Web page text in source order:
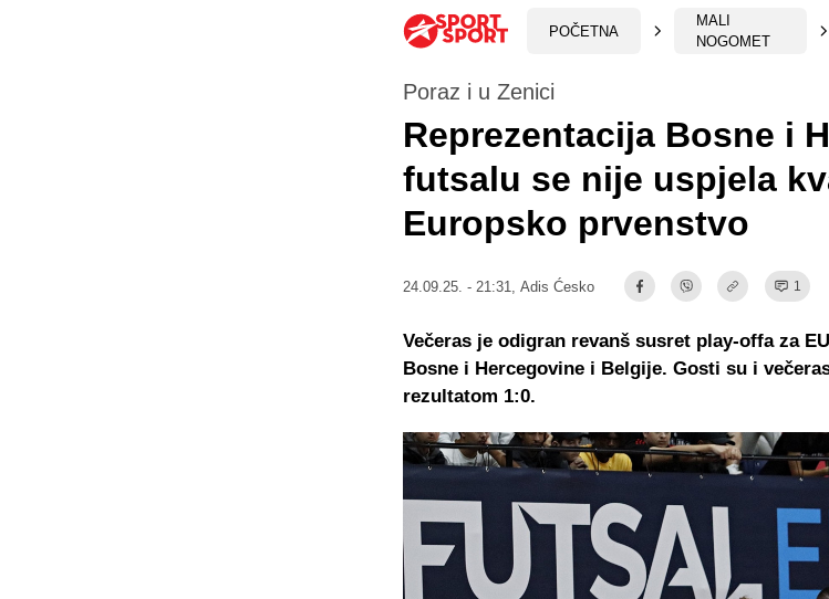
POČETNA
MALI
NOGOMET
Poraz i u Zenici
Reprezentacija Bosne i
futsalu se nije uspjela
Europsko prvenstvo
24.09.25. - 21:31, Adis Ćesko 1
Večeras je odigran revanš susret play-offa za
Bosne i Hercegovine i Belgije. Gosti su i
rezultatom 1:0.